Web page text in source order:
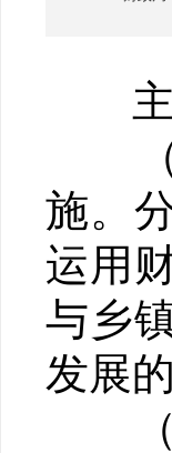
主
（
施。
运用
与乡
发展
（